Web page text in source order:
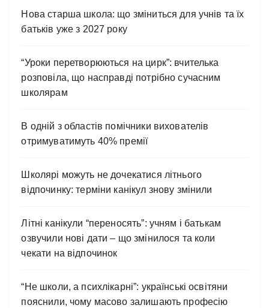
Нова старша школа: що зміниться для учнів та їх
батьків уже з 2027 року
“Уроки перетворюються на цирк”: вчителька
розповіла, що насправді потрібно сучасним
школярам
В одній з областів помічники вихователів
отримуватимуть 40% премії
Школярі можуть не дочекатися літнього
відпочинку: терміни канікул знову змінили
Літні канікули “переносять”: учням і батькам
озвучили нові дати – що змінилося та коли
чекати на відпочинок
“Не школи, а психлікарні”: українські освітяни
пояснили, чому масово залишають професію